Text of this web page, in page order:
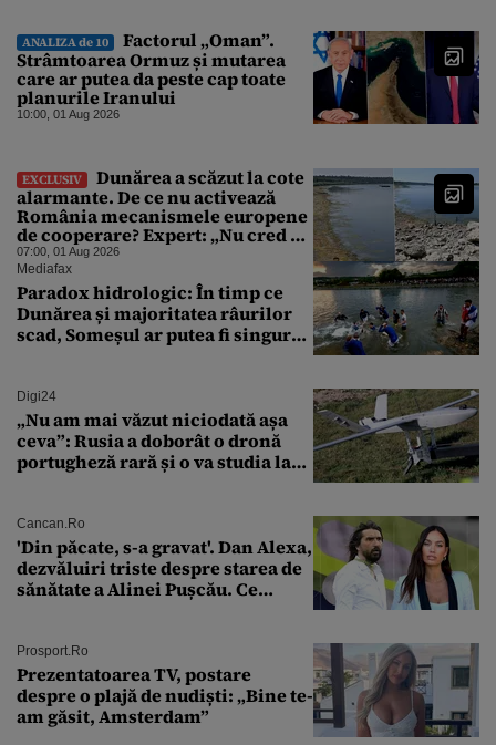
ANALIZA de 10
Factorul „Oman”.
Strâmtoarea Ormuz și mutarea
care ar putea da peste cap toate
planurile Iranului
10:00, 01 Aug 2026
EXCLUSIV
Dunărea a scăzut la cote
alarmante. De ce nu activează
România mecanismele europene
de cooperare? Expert: „Nu cred că
a sta și a aștepta ploaia reprezintă
o strategie viabilă”
07:00, 01 Aug 2026
Mediafax
Paradox hidrologic: În timp ce
Dunărea și majoritatea râurilor
scad, Someșul ar putea fi singurul
Digi24
„Nu am mai văzut niciodată așa
ceva”: Rusia a doborât o dronă
portugheză rară și o va studia la
Cancan.ro
'Din păcate, s-a gravat'. Dan Alexa,
dezvăluiri triste despre starea de
sănătate a Alinei Pușcău. Ce
Prosport.ro
Prezentatoarea TV, postare
despre o plajă de nudiști: „Bine te-
am găsit, Amsterdam”